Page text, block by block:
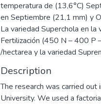
temperatura de (13,6°C)
en Septiembre (21,1 mm) y
La variedad Superchola en
Fertilización (450 N – 400 P
/hectarea y la variedad
Description
The research was carried
University. We used a